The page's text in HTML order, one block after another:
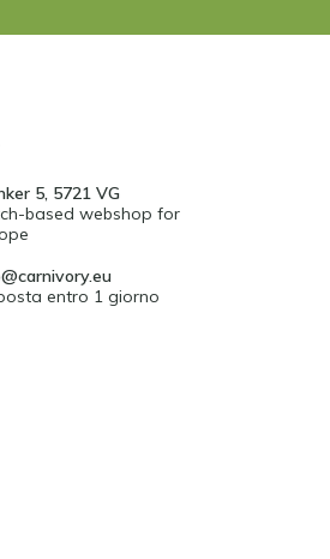
5, 5721 VG
based webshop for
entro 1 giorno